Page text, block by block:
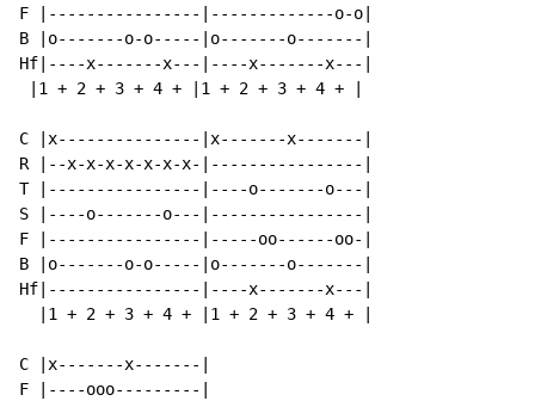
F |----------------|-------------o-o|
B |o-------o-o-----|o-------o-------|
Hf|----x-------x---|----x-------x---|
|1 + 2 + 3 + 4 + |1 + 2 + 3 + 4 + |
C |x---------------|x-------x-------|
R |--x-x-x-x-x-x-x-|----------------|
T |----------------|----o-------o---|
S |----o-------o---|----------------|
F |----------------|-----oo------oo-|
B |o-------o-o-----|o-------o-------|
Hf|----------------|----x-------x---|
  |1 + 2 + 3 + 4 + |1 + 2 + 3 + 4 + |
C |x-------x-------|
F |----ooo---------|